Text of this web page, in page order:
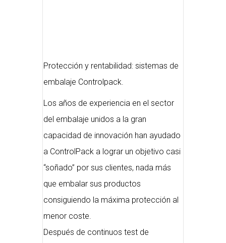
Protección y rentabilidad: sistemas de
embalaje Controlpack.
Los años de experiencia en el sector
del embalaje unidos a la gran
capacidad de innovación han ayudado
a ControlPack a lograr un objetivo casi
“soñado” por sus clientes, nada más
que embalar sus productos
consiguiendo la máxima protección al
menor coste.
Después de continuos test de